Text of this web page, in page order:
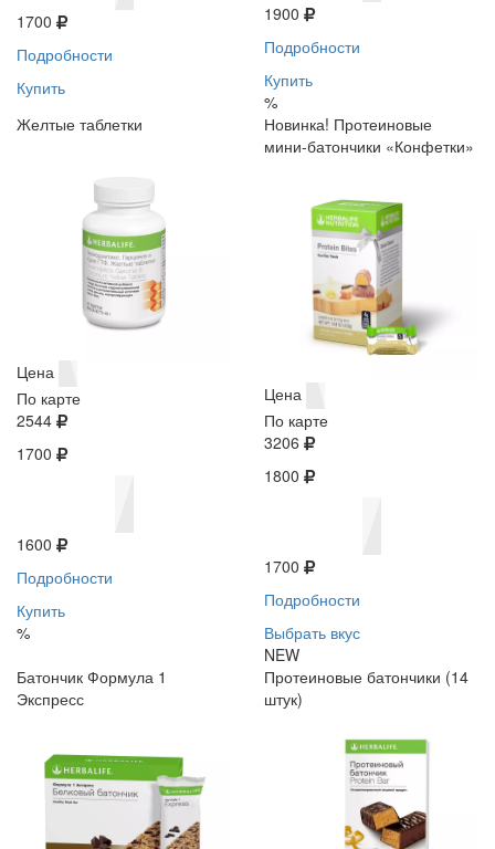
1700
Подробности
Купить
1900
Подробности
Купить
%
Желтые таблетки
Цена
По карте
2544
1700
1600
Подробности
Купить
%
Новинка! Протеиновые
мини-батончики «Конфетки»
Цена
По карте
3206
1800
1700
Подробности
Выбрать вкус
NEW
Батончик Формула 1
Экспресс
Протеиновые батончики (14
штук)